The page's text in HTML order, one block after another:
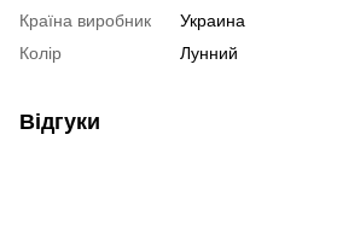
Країна виробник
Украина
Колір
Лунний
Відгуки